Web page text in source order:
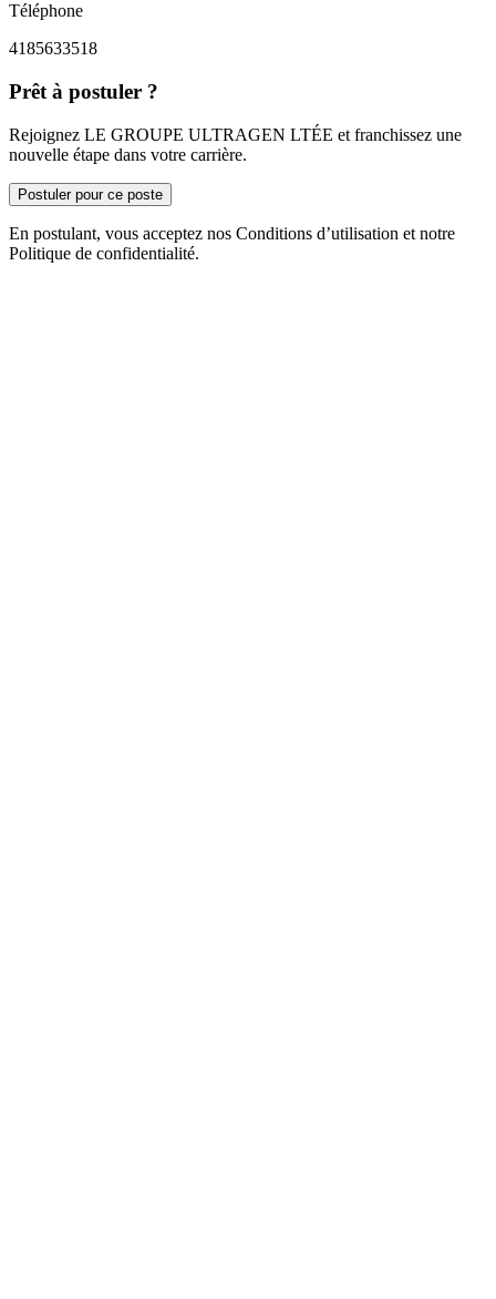
Téléphone
4185633518
Prêt à postuler ?
Rejoignez LE GROUPE ULTRAGEN LTÉE et franchissez une
nouvelle étape dans votre carrière.
Postuler pour ce poste
En postulant, vous acceptez nos Conditions d’utilisation et notre
Politique de confidentialité.